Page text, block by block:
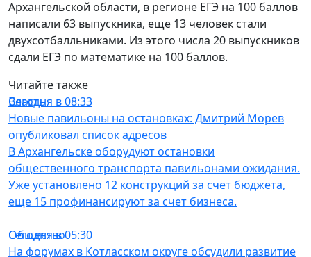
Архангельской области, в регионе ЕГЭ на 100 баллов
написали 63 выпускника, еще 13 человек стали
двухсотбалльниками. Из этого числа 20 выпускников
сдали ЕГЭ по математике на 100 баллов.
Читайте также
Власть
Сегодня в 08:33
Новые павильоны на остановках: Дмитрий Морев
опубликовал список адресов
В Архангельске оборудуют остановки
общественного транспорта павильонами ожидания.
Уже установлено 12 конструкций за счет бюджета,
еще 15 профинансируют за счет бизнеса.
Общество
Сегодня в 05:30
На форумах в Котласском округе обсудили развитие